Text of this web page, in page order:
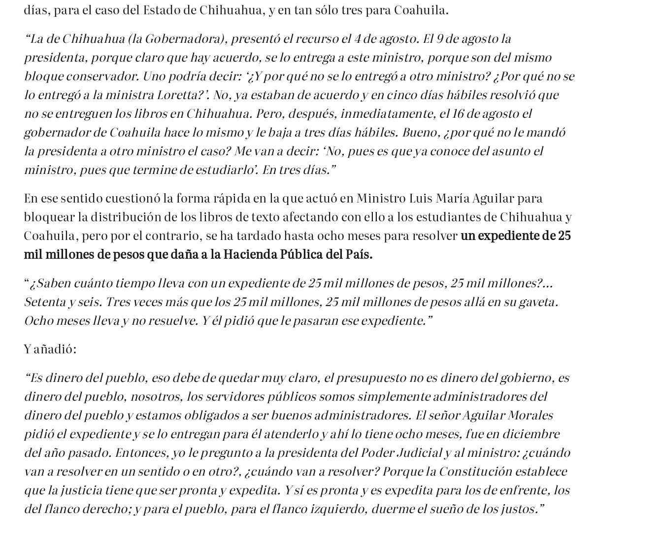
días, para el caso del Estado de Chihuahua, y en tan sólo tres para Coahuila.
“La de Chihuahua (la Gobernadora), presentó el recurso el 4 de agosto. El 9 de agosto la
presidenta, porque claro que hay acuerdo, se lo entrega a este ministro, porque son del mismo
bloque conservador. Uno podría decir: ‘¿Y por qué no se lo entregó a otro ministro? ¿Por qué no se
lo entregó a la ministra Loretta?’. No, ya estaban de acuerdo y en cinco días hábiles resolvió que
no se entreguen los libros en Chihuahua. Pero, después, inmediatamente, el 16 de agosto el
gobernador de Coahuila hace lo mismo y le baja a tres días hábiles. Bueno, ¿por qué no le mandó
la presidenta a otro ministro el caso? Me van a decir: ‘No, pues es que ya conoce del asunto el
ministro, pues que termine de estudiarlo’. En tres días.”
En ese sentido cuestionó la forma rápida en la que actuó en Ministro Luis María Aguilar para
bloquear la distribución de los libros de texto afectando con ello a los estudiantes de Chihuahua y
Coahuila, pero por el contrario, se ha tardado hasta ocho meses para resolverun expediente de 25
mil millones de pesos que daña a la Hacienda Pública del País.
“¿Saben cuánto tiempo lleva con un expediente de 25 mil millones de pesos, 25 mil millones?…
Setenta y seis. Tres veces más que los 25 mil millones, 25 mil millones de pesos allá en su gaveta.
Ocho meses lleva y no resuelve. Y él pidió que le pasaran ese expediente.”
Y añadió:
“Es dinero del pueblo, eso debe de quedar muy claro, el presupuesto no es dinero del gobierno, es
dinero del pueblo, nosotros, los servidores públicos somos simplemente administradores del
dinero del pueblo y estamos obligados a ser buenos administradores. El señor Aguilar Morales
pidió el expediente y se lo entregan para él atenderlo y ahí lo tiene ocho meses, fue en diciembre
del año pasado. Entonces, yo le pregunto a la presidenta del Poder Judicial y al ministro: ¿cuándo
van a resolver en un sentido o en otro?, ¿cuándo van a resolver? Porque la Constitución establece
que la justicia tiene que ser pronta y expedita. Y sí es pronta y es expedita para los de enfrente, los
del flanco derecho; y para el pueblo, para el flanco izquierdo, duerme el sueño de los justos.”